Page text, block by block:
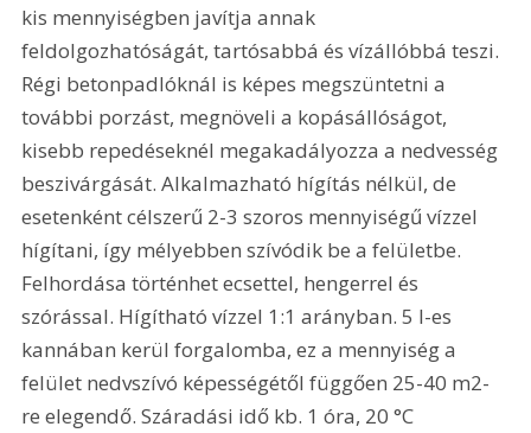
kis mennyiségben javítja annak
feldolgozhatóságát, tartósabbá és vízállóbbá teszi.
Régi betonpadlóknál is képes megszüntetni a
további porzást, megnöveli a kopásállóságot,
kisebb repedéseknél megakadályozza a nedvesség
beszivárgását. Alkalmazható hígítás nélkül, de
esetenként célszerű 2-3 szoros mennyiségű vízzel
hígítani, így mélyebben szívódik be a felületbe.
Felhordása történhet ecsettel, hengerrel és
szórással. Hígítható vízzel 1:1 arányban. 5 l-es
kannában kerül forgalomba, ez a mennyiség a
felület nedvszívó képességétől függően 25-40 m2-
re elegendő. Száradási idő kb. 1 óra, 20 °C